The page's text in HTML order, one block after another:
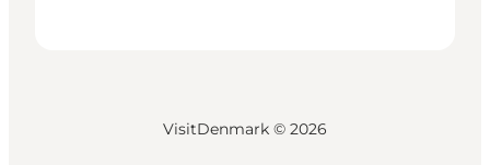
VisitDenmark © 2026